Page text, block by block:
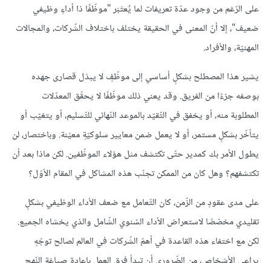
على الرّغم من وجود عدّة تعريفات لما يُعتَبَر "موظّفًا ذا أداءٍ وظيفي
ضعيف"، إلا أنّ المعنى في الحقيقة يختلف باختلاف الشّركات، والمجالات
المهنيّة، والأفراد.
يشير هذا المصطلح بشكلٍ أساسي إلى موظّفٍ لا يبذل قصارى جهده
بوصفه جزءًا من الفريق. وقد يعني ذلك موظّفًا لا يحقّق المعدّلات
المطلوبة منه، أو يخفق في التّقيّد بالموعد النّهائي للتّسليم، أو يتغيّب أو
يتأخّر بشكلٍ مستمر، أو لا يعمل ضمن معايير سلوكيّةٍ معيّنة. وباختصار، لن
يطول الأمر بك كمدير حتّى تكتشف مثل هؤلاء الموظّفين. لكن ماذا بعد أن
تكتشفهم؟ وهل كان من الممكن تجنّب هذه المشاكل في المقام الأوّل؟
على مدى عقودٍ من الزّمن، كان التّعامل مع ضعف الأداء الوظيفي بشكلٍ
تقليدي مخصّصًا لاستعراض الأداء السّنوي الشّامل والذي يخشاه الجميع.
لكن مع اختفاء هذه القاعدة في أهمّ الشّركات في العالم لصالح توجّهٍ